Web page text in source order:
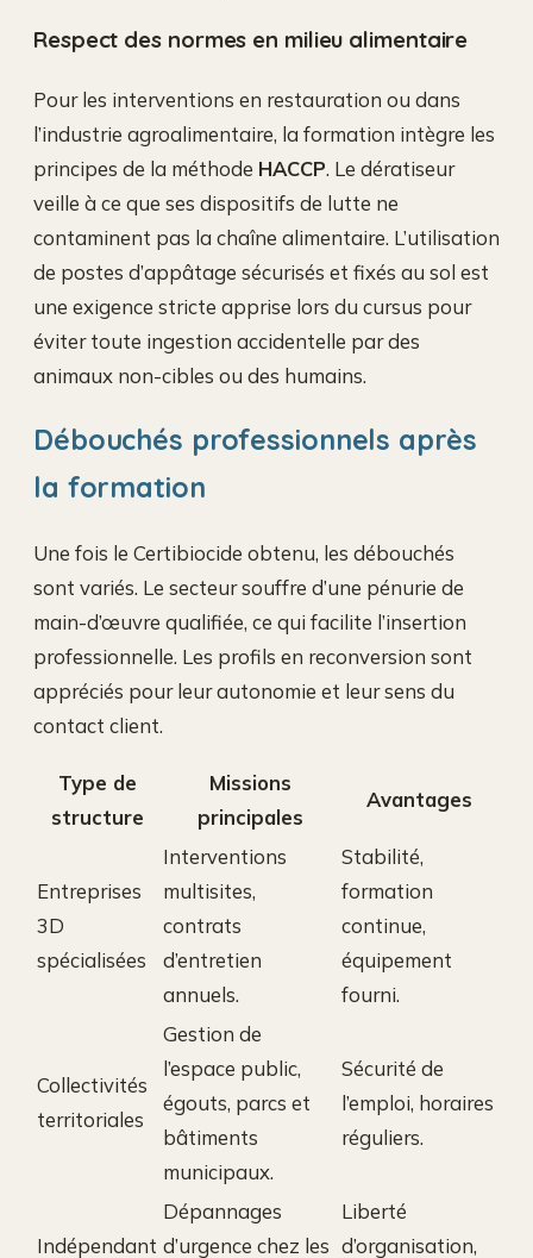
Respect des normes en milieu alimentaire
Pour les interventions en restauration ou dans
l’industrie agroalimentaire, la formation intègre les
principes de la méthode HACCP. Le dératiseur
veille à ce que ses dispositifs de lutte ne
contaminent pas la chaîne alimentaire. L’utilisation
de postes d’appâtage sécurisés et fixés au sol est
une exigence stricte apprise lors du cursus pour
éviter toute ingestion accidentelle par des
animaux non-cibles ou des humains.
Débouchés professionnels après
la formation
Une fois le Certibiocide obtenu, les débouchés
sont variés. Le secteur souffre d’une pénurie de
main-d’œuvre qualifiée, ce qui facilite l’insertion
professionnelle. Les profils en reconversion sont
appréciés pour leur autonomie et leur sens du
contact client.
Type de
structure
Missions
principales
Avantages
Entreprises
3D
spécialisées
Interventions
multisites,
contrats
d’entretien
annuels.
Stabilité,
formation
continue,
équipement
fourni.
Collectivités
territoriales
Gestion de
l’espace public,
égouts, parcs et
bâtiments
municipaux.
Sécurité de
l’emploi, horaires
réguliers.
Indépendant
Dépannages
d’urgence chez les
Liberté
d’organisation,